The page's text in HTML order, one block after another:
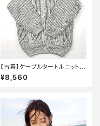
【古着】ケーブルタートルニット
グレー チュニック オーバーシル
エット
¥8,560